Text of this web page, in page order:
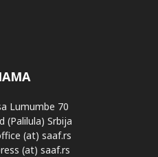
Lumumbe 70
(Palilula) Srbija
(at) saaf.rs
(at) saaf.rs